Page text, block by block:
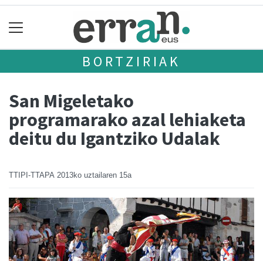
BORTZIRIAK
San Migeletako
programarako azal lehiaketa
deitu du Igantziko Udalak
TTIPI-TTAPA 2013ko uztailaren 15a